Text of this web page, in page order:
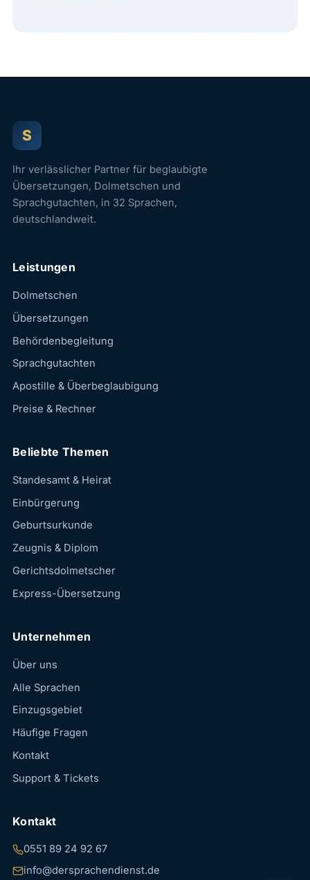
S
Ihr verlässlicher Partner für beglaubigte
Übersetzungen, Dolmetschen und
Sprachgutachten, in 32 Sprachen,
deutschlandweit.
Leistungen
Dolmetschen
Übersetzungen
Behördenbegleitung
Sprachgutachten
Apostille & Überbeglaubigung
Preise & Rechner
Beliebte Themen
Standesamt & Heirat
Einbürgerung
Geburtsurkunde
Zeugnis & Diplom
Gerichtsdolmetscher
Express-Übersetzung
Unternehmen
Über uns
Alle Sprachen
Einzugsgebiet
Häufige Fragen
Kontakt
Support & Tickets
Kontakt
0551 89 24 92 67
info@dersprachendienst.de